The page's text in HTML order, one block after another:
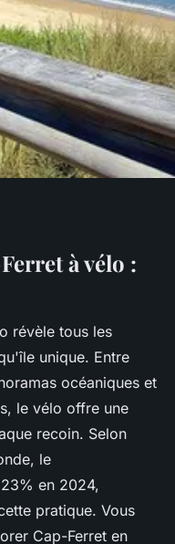
lège-cap-
variés !
à vélo :
révèle tous les
unique. Entre
océaniques et
le vélo offre une
recoin. Selon
le
en 2024,
pratique. Vous
Cap-Ferret en